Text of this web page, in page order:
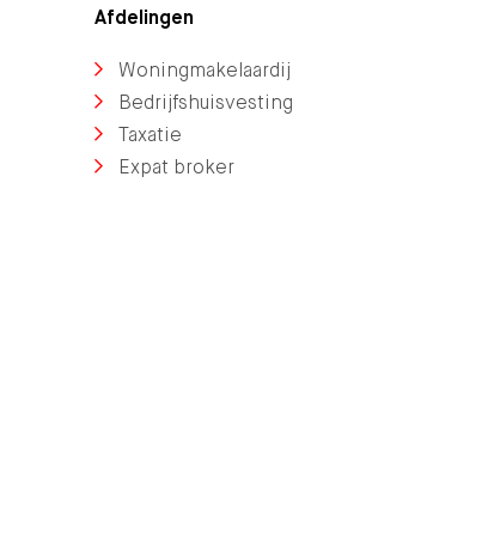
Afdelingen
Woningmakelaardij
Bedrijfshuisvesting
Taxatie
Expat broker